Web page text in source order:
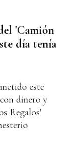
'Camión
día tenía
este
dinero y
Regalos'